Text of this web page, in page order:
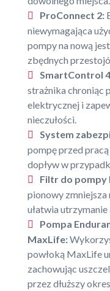
ProConnect 2:
niewymagająca
pompy na nową
zbędnych
SmartControl
strażnika chroniąc
elektrycznej i
nieczułości.
System
pompę przed
dopływ w
Filtr do pompy
pionowy zmniejsza
ułatwia
Pompa
MaxLife:
powłoką MaxLife
zachowując
przez dłuższy